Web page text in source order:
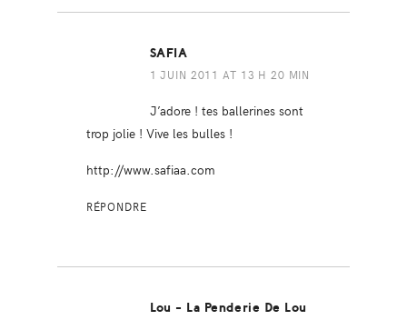
SAFIA
1 JUIN 2011 AT 13 H 20 MIN
J’adore ! tes ballerines sont
trop jolie ! Vive les bulles !
http://www.safiaa.com
RÉPONDRE
Lou - La Penderie De Lou